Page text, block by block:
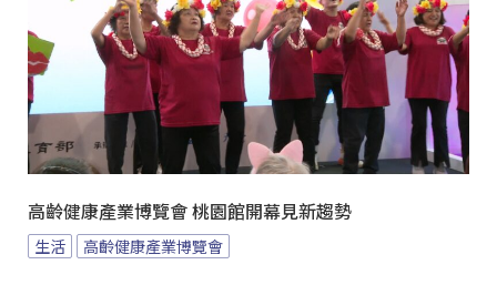
高齡健康產業博覽會 桃園館開幕見新趨勢
生活 高齡健康產業博覽會